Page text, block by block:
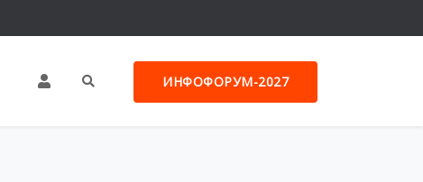
ИНФОФОРУМ-2027